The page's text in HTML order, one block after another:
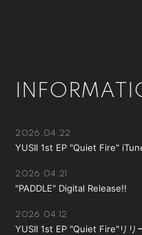
SCHEDULE
VIDEO
無料会員登録 ロ
2026.04.22
YUSII 1st EP "Quiet Fire"
2026.04.21
"PADDLE" Digital Release!!
2026.04.12
YUSII 1st EP "Quiet Fire"リリ